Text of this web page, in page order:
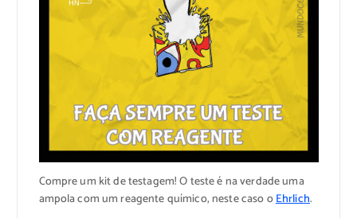
Compre um kit de testagem! O teste é na verdade uma
ampola com um reagente químico, neste caso oEhrlich.